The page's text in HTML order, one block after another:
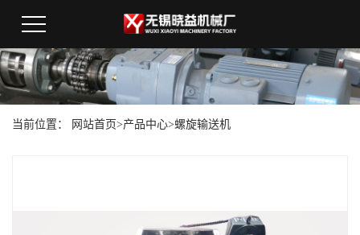
当前位置： 网站首页>产品中心>螺旋输送机